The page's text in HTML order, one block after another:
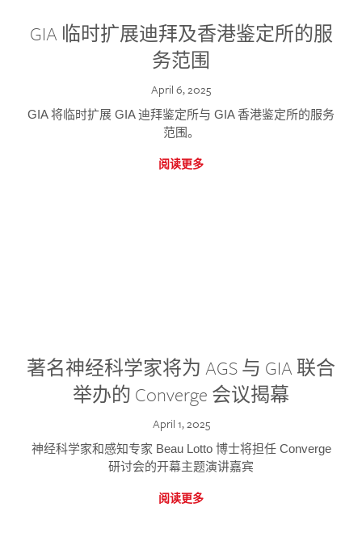
GIA 临时扩展迪拜及香港鉴定所的服
务范围
April 6, 2025
GIA 将临时扩展 GIA 迪拜鉴定所与 GIA 香港鉴定所的服务
范围。
阅读更多
著名神经科学家将为 AGS 与 GIA 联合
举办的 Converge 会议揭幕
April 1, 2025
神经科学家和感知专家 Beau Lotto 博士将担任 Converge
研讨会的开幕主题演讲嘉宾
阅读更多